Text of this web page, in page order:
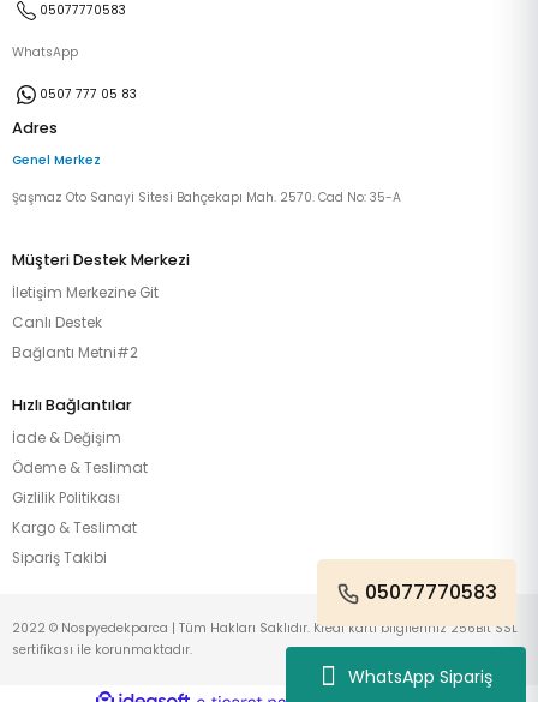
WhatsApp Sipariş
05077770583
WhatsApp
0507 777 05 83
Adres
Genel Merkez
Şaşmaz Oto Sanayi Sitesi Bahçekapı Mah. 2570. Cad No: 35-A
Müşteri Destek Merkezi
İletişim Merkezine Git
Canlı Destek
Bağlantı Metni#2
Hızlı Bağlantılar
İade & Değişim
Ödeme & Teslimat
Gizlilik Politikası
Kargo & Teslimat
Sipariş Takibi
05077770583
2022 © Nospyedekparca | Tüm Hakları Saklıdır. Kredi kartı bilgileriniz 256Bit SSL
sertifikası ile korunmaktadır.